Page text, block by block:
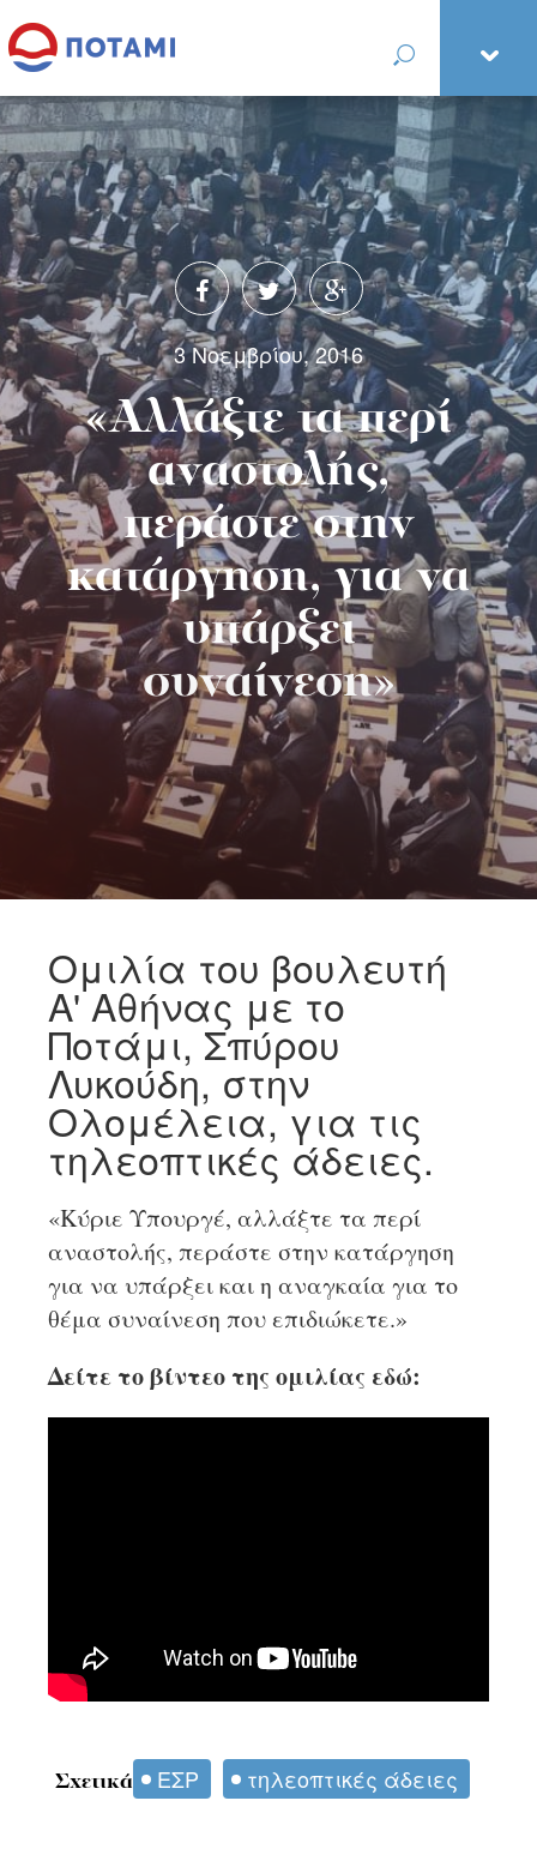
3 Νοεμβρίου, 2016
«Αλλάξτε τα περί
αναστολής,
περάστε στην
κατάργηση, για να
υπάρξει
συναίνεση»
Ομιλία του βουλευτή
Α' Αθήνας με το
Ποτάμι, Σπύρου
Λυκούδη, στην
Ολομέλεια, για τις
τηλεοπτικές άδειες.
«Κύριε Υπουργέ, αλλάξτε τα περί
αναστολής, περάστε στην κατάργηση
για να υπάρξει και η αναγκαία για το
θέμα συναίνεση που επιδιώκετε.»
Δείτε το βίντεο της ομιλίας εδώ:
Σχετικά ΕΣΡ τηλεοπτικές άδειες